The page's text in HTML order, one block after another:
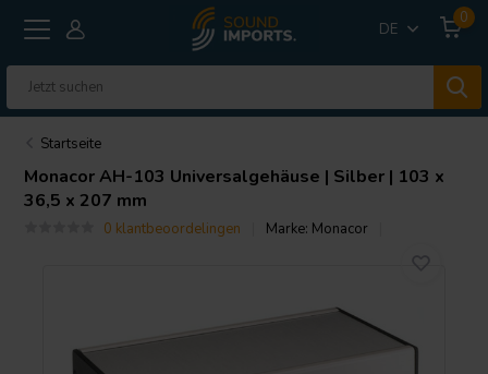
DE
0
Startseite
MonacorAH-103 Universalgehäuse | Silber | 103 x
36,5 x 207 mm
0 klantbeoordelingen Marke: Monacor